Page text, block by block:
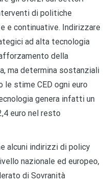
di politiche
e continuative. Indirizzare
ad alta tecnologia
della
ma determina sostanziali
le stime CED ogni euro
genera infatti un
euro nel resto
alcuni indirizzi di policy
nazionale ed europeo,
di Sovranità